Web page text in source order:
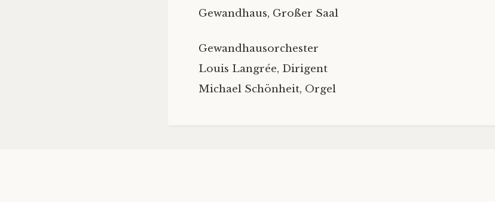
Gewandhaus, Großer Saal
Gewandhausorchester
Louis Langrée, Dirigent
Michael Schönheit, Orgel